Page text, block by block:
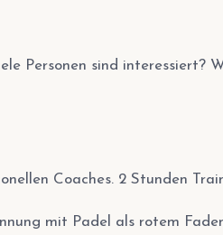
Personen sind interessiert?
Coaches. 2 Stunden
mit Padel als rotem